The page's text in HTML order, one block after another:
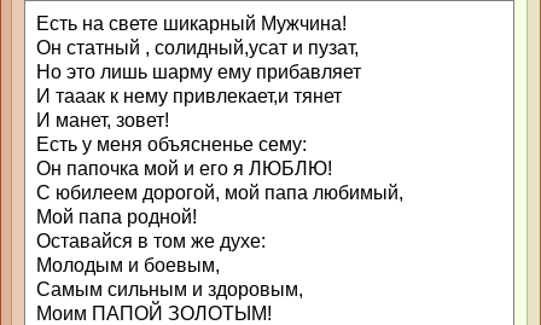
Есть на свете шикарный Мужчина!
Он статный , солидный,усат и пузат,
Но это лишь шарму ему прибавляет
И тааак к нему привлекает,и тянет
И манет, зовет!
Есть у меня объясненье сему:
Он папочка мой и его я ЛЮБЛЮ!
С юбилеем дорогой, мой папа любимый,
Мой папа родной!
Оставайся в том же духе:
Молодым и боевым,
Самым сильным и здоровым,
Моим ПАПОЙ ЗОЛОТЫМ!